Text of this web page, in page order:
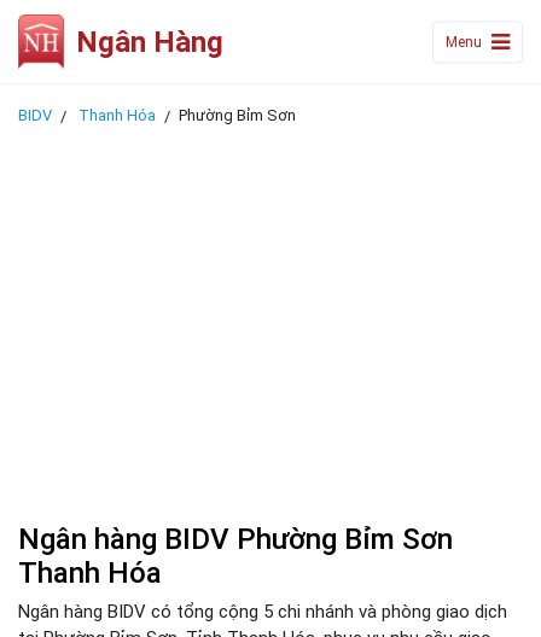
Ngân Hàng Menu
BIDV Thanh Hóa Phường Bỉm Sơn
Ngân hàng BIDV Phường Bỉm Sơn
Thanh Hóa
Ngân hàng BIDV có tổng cộng 5 chi nhánh và phòng giao dịch